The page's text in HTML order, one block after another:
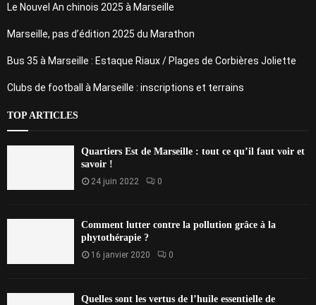
Le Nouvel An chinois 2025 à Marseille
Marseille, pas d’édition 2025 du Marathon
Bus 35 à Marseille : Estaque Riaux / Plages de Corbières Joliette
Clubs de football à Marseille : inscriptions et terrains
TOP ARTICLES
Quartiers Est de Marseille : tout ce qu’il faut voir et
savoir !
24 juin 2022 0
Comment lutter contre la pollution grâce à la
phytothérapie ?
16 janvier 2020 0
Quelles sont les vertus de l’huile essentielle de